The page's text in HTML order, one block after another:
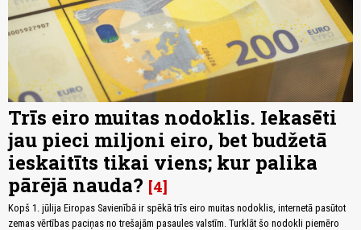
Trīs eiro muitas nodoklis. Iekasēti
jau pieci miljoni eiro, bet budžetā
ieskaitīts tikai viens; kur palika
pārējā nauda? 4
Kopš 1. jūlija Eiropas Savienībā ir spēkā trīs eiro muitas nodoklis, internetā pasūtot
zemas vērtības paciņas no trešajām pasaules valstīm. Turklāt šo nodokli piemēro